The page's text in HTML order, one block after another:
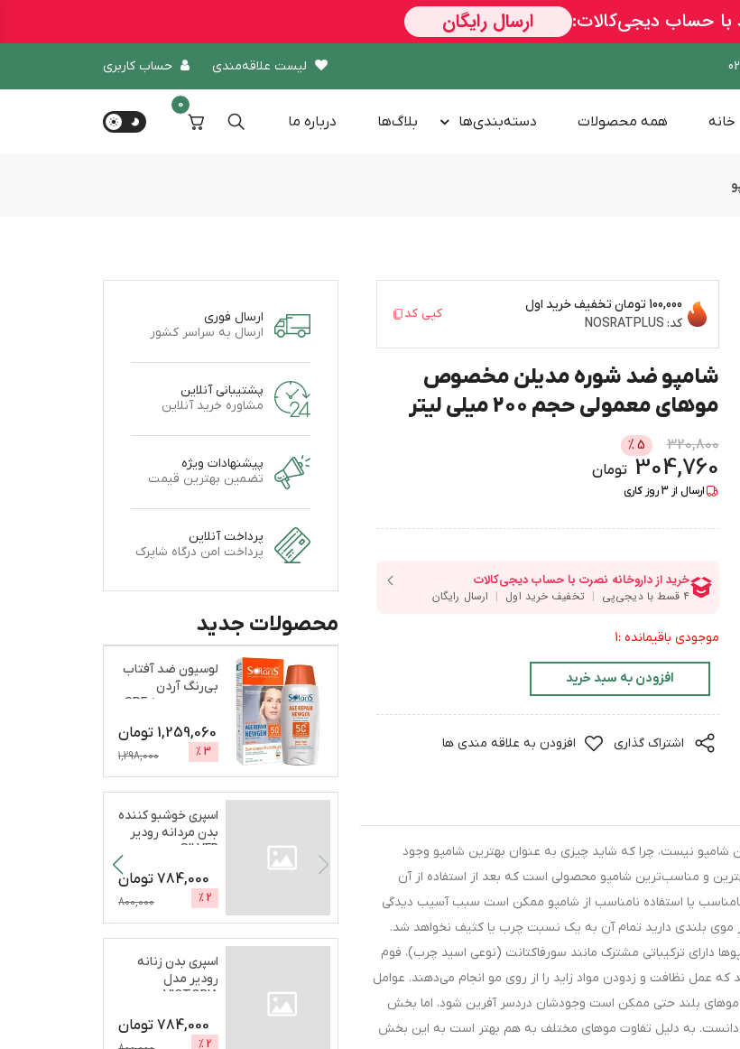
لیست علاقه‌مندی حساب کاربری
خانه همه محصولات دسته‌بندی‌ها بلاگ‌ها درباره‌ ما
0
100,000 تومان
تخفیف خرید اول
کد: NOSRATPLUS
کپی کد
شامپو ضد شوره مدیلن مخصوص
موهای معمولی حجم 200 میلی لیتر
320,800
5
%
304,760 تومان
ارسال از 3روز کاری
موجودی باقیمانده :1
افزودن به سبد خرید
اشتراک گذاری افزودن به علاقه مندی ها
نیست، چرا که شاید چیزی به عنوان بهترین شامپو وجود
و مناسب‌ترین شامپو محصولی است که بعد از استفاده از آن
یا استفاده نامناسب از شامپو ممکن است سبب آسیب دیدگی
موی بلندی دارید تمام آن به یک نسبت چرب یا کثیف نخواهد شد.
دارای ترکیباتی مشترک مانند سورفاکتانت (نوعی اسید چرب)، فوم
عمل نظافت و زدودن مواد زاید را از روی مو انجام می‌دهند. عوامل
بلند حتی ممکن است وجودشان دردسر آفرین شود. اما بخش
دانست. به دلیل تفاوت موهای مختلف به هم بهتر است به این بخش
ارسال فوری
ارسال به سراسر کشور
پشتیبانی آنلاین
مشاوره خرید آنلاین
پیشنهادات ویژه
تضمین بهترین قیمت
پرداخت آنلاین
پرداخت امن درگاه شاپرک
محصولات جدید
لوسیون ضد آفتاب
بی‌رنگ آردن
1,259,060 تومان
3
%
1,298,000
اسپری خوشبو کننده
بدن مردانه رودیر
SILVER
784,000 تومان
2
%
800,000
اسپری بدن زنانه
رودیر مدل
VICTORIA
...
784,000 تومان
2
%